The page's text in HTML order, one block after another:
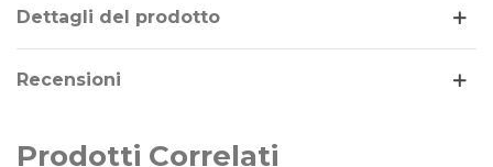
Dettagli del prodotto
Recensioni
Prodotti Correlati